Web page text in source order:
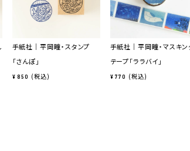
手紙社｜平岡瞳・スタンプ
「さんぽ」
¥ 850 税込
手紙社｜平岡瞳・マスキン
テープ「ララバイ」
¥ 770 税込